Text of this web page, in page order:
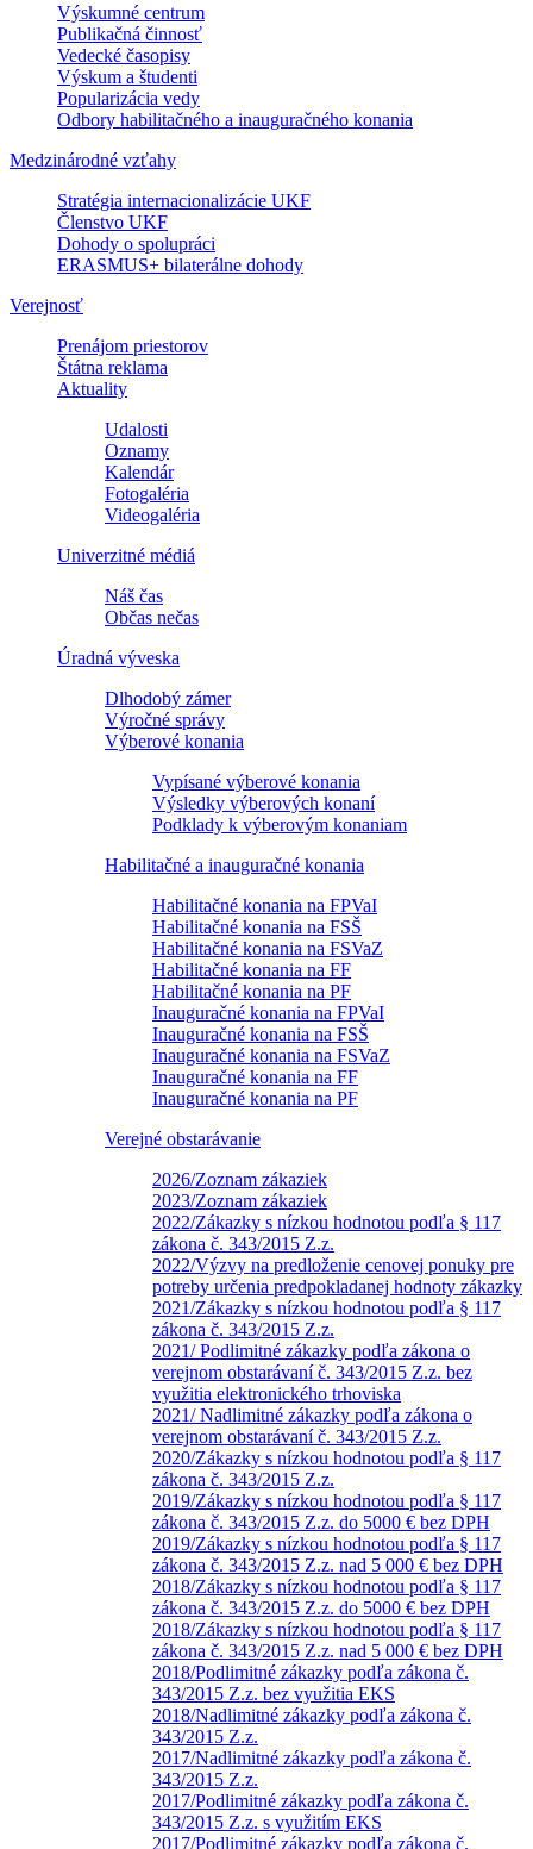
Výskumné centrum
Publikačná činnosť
Vedecké časopisy
Výskum a študenti
Popularizácia vedy
Odbory habilitačného a inauguračného konania
Medzinárodné vzťahy
Stratégia internacionalizácie UKF
Členstvo UKF
Dohody o spolupráci
ERASMUS+ bilaterálne dohody
Verejnosť
Prenájom priestorov
Štátna reklama
Aktuality
Udalosti
Oznamy
Kalendár
Fotogaléria
Videogaléria
Univerzitné médiá
Náš čas
Občas nečas
Úradná výveska
Dlhodobý zámer
Výročné správy
Výberové konania
Vypísané výberové konania
Výsledky výberových konaní
Podklady k výberovým konaniam
Habilitačné a inauguračné konania
Habilitačné konania na FPVaI
Habilitačné konania na FSŠ
Habilitačné konania na FSVaZ
Habilitačné konania na FF
Habilitačné konania na PF
Inauguračné konania na FPVaI
Inauguračné konania na FSŠ
Inauguračné konania na FSVaZ
Inauguračné konania na FF
Inauguračné konania na PF
Verejné obstarávanie
2026/Zoznam zákaziek
2023/Zoznam zákaziek
2022/Zákazky s nízkou hodnotou podľa § 117
zákona č. 343/2015 Z.z.
2022/Výzvy na predloženie cenovej ponuky pre
potreby určenia predpokladanej hodnoty zákazky
2021/Zákazky s nízkou hodnotou podľa § 117
zákona č. 343/2015 Z.z.
2021/ Podlimitné zákazky podľa zákona o
verejnom obstarávaní č. 343/2015 Z.z. bez
využitia elektronického trhoviska
2021/ Nadlimitné zákazky podľa zákona o
verejnom obstarávaní č. 343/2015 Z.z.
2020/Zákazky s nízkou hodnotou podľa § 117
zákona č. 343/2015 Z.z.
2019/Zákazky s nízkou hodnotou podľa § 117
zákona č. 343/2015 Z.z. do 5000 € bez DPH
2019/Zákazky s nízkou hodnotou podľa § 117
zákona č. 343/2015 Z.z. nad 5 000 € bez DPH
2018/Zákazky s nízkou hodnotou podľa § 117
zákona č. 343/2015 Z.z. do 5000 € bez DPH
2018/Zákazky s nízkou hodnotou podľa § 117
zákona č. 343/2015 Z.z. nad 5 000 € bez DPH
2018/Podlimitné zákazky podľa zákona č.
343/2015 Z.z. bez využitia EKS
2018/Nadlimitné zákazky podľa zákona č.
343/2015 Z.z.
2017/Nadlimitné zákazky podľa zákona č.
343/2015 Z.z.
2017/Podlimitné zákazky podľa zákona č.
343/2015 Z.z. s využitím EKS
2017/Podlimitné zákazky podľa zákona č.